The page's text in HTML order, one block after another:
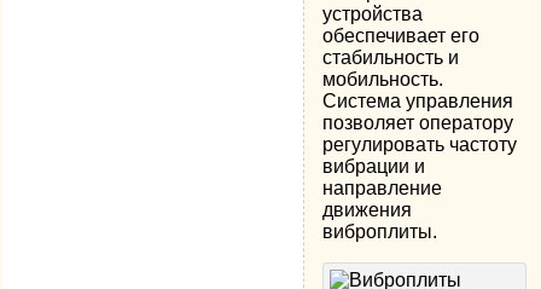
устройства
обеспечивает его
стабильность и
мобильность.
Система управления
позволяет оператору
регулировать частоту
вибрации и
направление
движения
виброплиты.